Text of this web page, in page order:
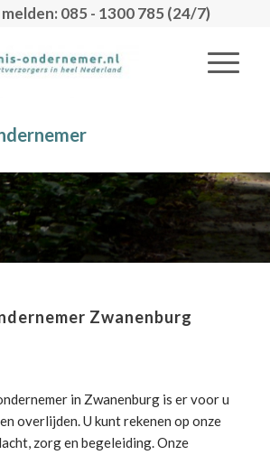
085 - 1300 785 (24/7)
Zwanenburg
in Zwanenburg is er voor u
overlijden. U kunt rekenen op onze
zorg en begeleiding.Onze